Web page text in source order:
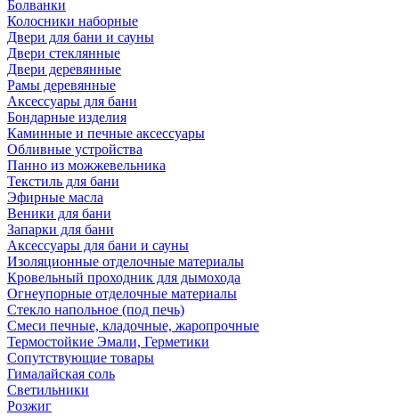
Болванки
Колосники наборные
Двери для бани и сауны
Двери стеклянные
Двери деревянные
Рамы деревянные
Аксессуары для бани
Бондарные изделия
Каминные и печные аксессуары
Обливные устройства
Панно из можжевельника
Текстиль для бани
Эфирные масла
Веники для бани
Запарки для бани
Аксессуары для бани и сауны
Изоляционные отделочные материалы
Кровельный проходник для дымохода
Огнеупорные отделочные материалы
Стекло напольное (под печь)
Смеси печные, кладочные, жаропрочные
Термостойкие Эмали, Герметики
Сопутствующие товары
Гималайская соль
Светильники
Розжиг